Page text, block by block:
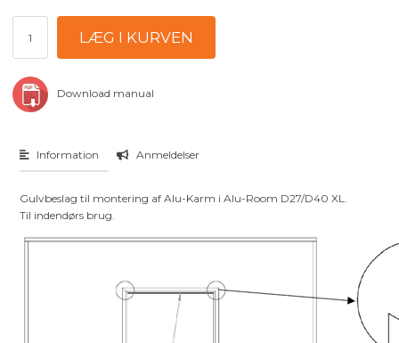
Download manual
Information Anmeldelser
Gulvbeslag til montering af Alu-Karm i Alu-Room D27/D40 XL.
Til indendørs brug.